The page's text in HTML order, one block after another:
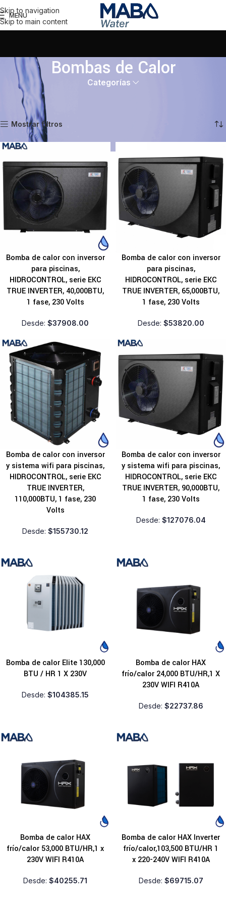
Skip to navigation
Skip to main content
MENU
Bombas de Calor
Categorías
Piscinas y Spa
Mostrando 1–16 de 44 resultados
Mostrar filtros
Bomba de calor con inversor
para piscinas,
HIDROCONTROL, serie EKC
TRUE INVERTER, 40,000BTU,
1 fase, 230 Volts
Desde: $37908.00
Bomba de calor con inversor
para piscinas,
HIDROCONTROL, serie EKC
TRUE INVERTER, 65,000BTU,
1 fase, 230 Volts
Desde: $53820.00
Bomba de calor con inversor
y sistema wifi para piscinas,
HIDROCONTROL, serie EKC
TRUE INVERTER,
110,000BTU, 1 fase, 230
Volts
Desde: $155730.12
Bomba de calor con inversor
y sistema wifi para piscinas,
HIDROCONTROL, serie EKC
TRUE INVERTER, 90,000BTU,
1 fase, 230 Volts
Desde: $127076.04
Bomba de calor Elite 130,000
BTU / HR 1 X 230V
Desde: $104385.15
Bomba de calor HAX
frío/calor 24,000 BTU/HR,1 X
230V WIFI R410A
Desde: $22737.86
Bomba de calor HAX
frío/calor 53,000 BTU/HR,1 x
230V WIFI R410A
Desde: $40255.71
Bomba de calor HAX Inverter
frío/calor,103,500 BTU/HR 1
x 220-240V WIFI R410A
Desde: $69715.07